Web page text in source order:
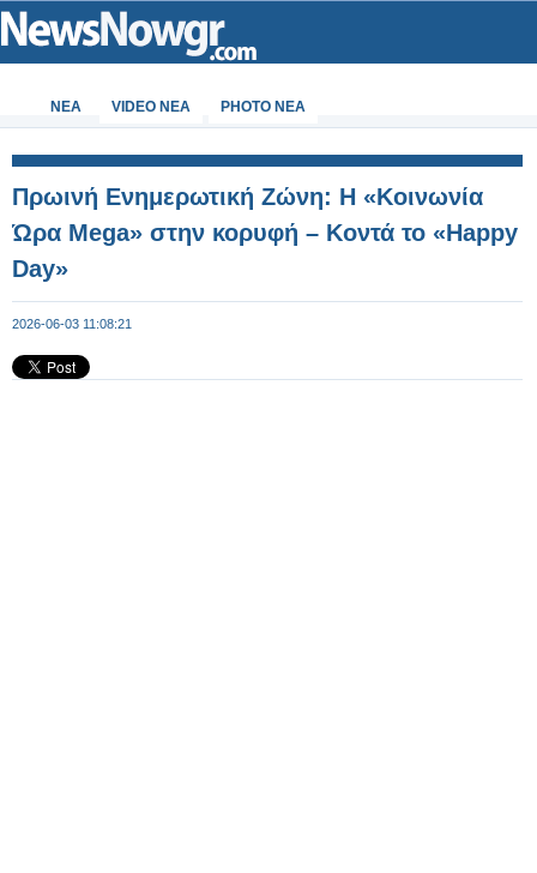
ΝΕΑ VIDEO NEA PHOTO NEA
Πρωινή Ενημερωτική Ζώνη: Η «Κοινωνία
Ώρα Mega» στην κορυφή – Κοντά το «Happy
Day»
2026-06-03 11:08:21